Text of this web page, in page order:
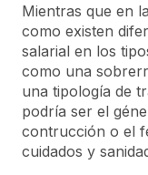
Mientras que en
como existen
salarial en los
como una
una tipología de
podría ser el
contrucción o el
cuidados y